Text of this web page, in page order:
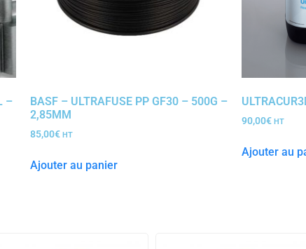
–
BASF – ULTRAFUSE PP GF30 – 500G –
2,85MM
85,00€ HT
Ajouter au panier
90,00€ HT
Ajouter au